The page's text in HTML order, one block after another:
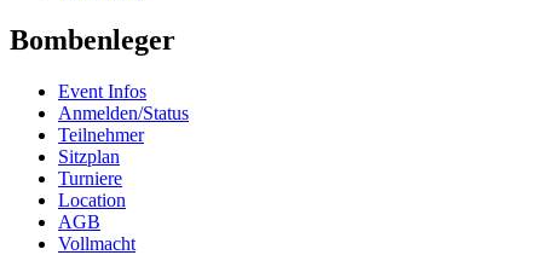
Bombenleger
Event Infos
Anmelden/Status
Teilnehmer
Sitzplan
Turniere
Location
AGB
Vollmacht